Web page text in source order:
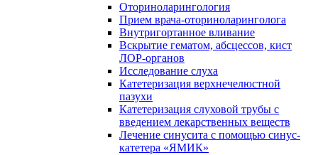
Оториноларингология
Прием врача-оториноларинголога
Внутригортанное вливание
Вскрытие гематом, абсцессов, кист
ЛОР-органов
Исследование слуха
Катетеризация верхнечелюстной
пазухи
Катетеризация слуховой трубы с
введением лекарственных веществ
Лечение синусита с помощью синус-
катетера «ЯМИК»